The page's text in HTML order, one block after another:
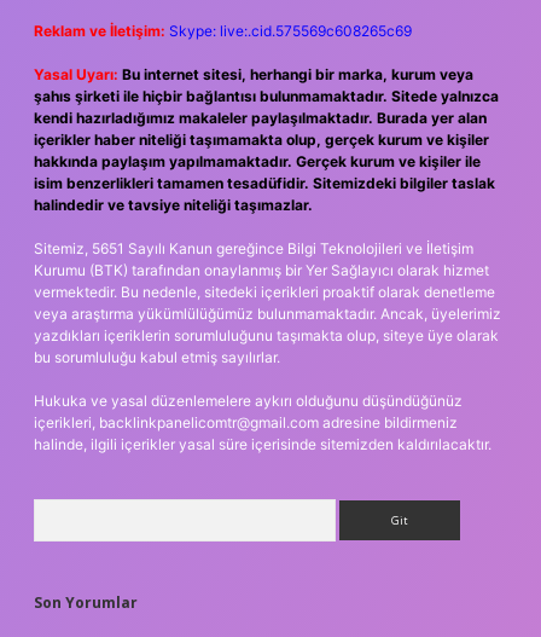
Reklam ve İletişim: Skype: live:.cid.575569c608265c69
Yasal Uyarı: Bu internet sitesi, herhangi bir marka, kurum veya
şahıs şirketi ile hiçbir bağlantısı bulunmamaktadır. Sitede yalnızca
kendi hazırladığımız makaleler paylaşılmaktadır. Burada yer alan
içerikler haber niteliği taşımamakta olup, gerçek kurum ve kişiler
hakkında paylaşım yapılmamaktadır. Gerçek kurum ve kişiler ile
isim benzerlikleri tamamen tesadüfidir. Sitemizdeki bilgiler taslak
halindedir ve tavsiye niteliği taşımazlar.
Sitemiz, 5651 Sayılı Kanun gereğince Bilgi Teknolojileri ve İletişim
Kurumu (BTK) tarafından onaylanmış bir Yer Sağlayıcı olarak hizmet
vermektedir. Bu nedenle, sitedeki içerikleri proaktif olarak denetleme
veya araştırma yükümlülüğümüz bulunmamaktadır. Ancak, üyelerimiz
yazdıkları içeriklerin sorumluluğunu taşımakta olup, siteye üye olarak
bu sorumluluğu kabul etmiş sayılırlar.
Hukuka ve yasal düzenlemelere aykırı olduğunu düşündüğünüz
içerikleri, backlinkpanelicomtr@gmail.com adresine bildirmeniz
halinde, ilgili içerikler yasal süre içerisinde sitemizden kaldırılacaktır.
Son Yorumlar